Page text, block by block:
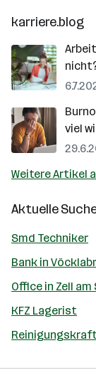
karriere.blog
viel
Weitere Artikel
Aktuelle
Smd Techniker
Bank in
Office in Zell am
KFZ Lagerist